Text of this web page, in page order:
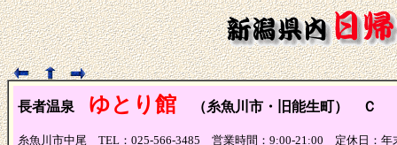
長者温泉 ゆとり館 （糸魚川市・旧能生町） Ｃ
糸魚川市中尾 TEL：025-566-3485 営業時間：9:00-21:00 定休日：年